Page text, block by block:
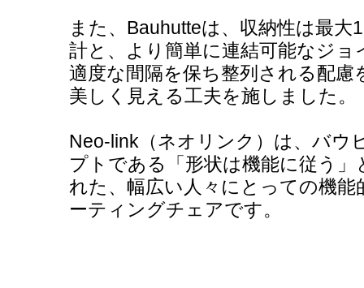
また、Bauhutteは、収納性は最
計と、より簡単に連結可能なジ
適度な間隔を保ち整列される配慮
美しく見える工夫を施しました。
Neo-link（ネオリンク）は、バウ
プトである「形状は機能に従う
れた、幅広い人々にとっての機
ーティングチェアです。